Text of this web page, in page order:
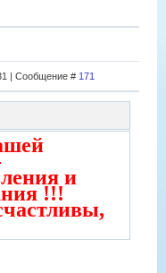
| Сообщение # 171
и
!!!